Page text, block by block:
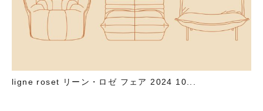
ligne roset リーン・ロゼ フェア 2024 10...